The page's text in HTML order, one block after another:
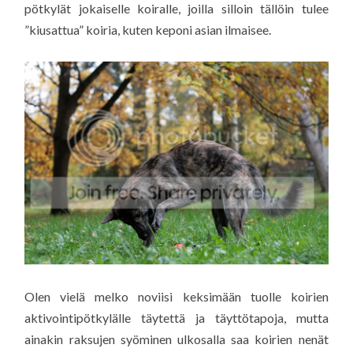
pötkylät jokaiselle koiralle, joilla silloin tällöin tulee
”kiusattua” koiria, kuten keponi asian ilmaisee.
Olen vielä melko noviisi keksimään tuolle koirien
aktivointipötkylälle täytettä ja täyttötapoja, mutta
ainakin raksujen syöminen ulkosalla saa koirien nenät